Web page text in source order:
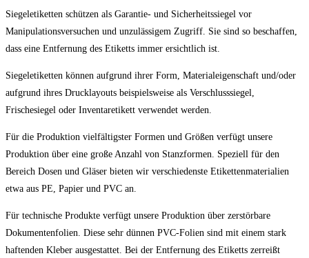
Siegeletiketten schützen als Garantie- und Sicherheitssiegel vor
Manipulationsversuchen und unzulässigem Zugriff. Sie sind so beschaffen,
dass eine Entfernung des Etiketts immer ersichtlich ist.
Siegeletiketten können aufgrund ihrer Form, Materialeigenschaft und/oder
aufgrund ihres Drucklayouts beispielsweise als Verschlusssiegel,
Frischesiegel oder Inventaretikett verwendet werden.
Für die Produktion vielfältigster Formen und Größen verfügt unsere
Produktion über eine große Anzahl von Stanzformen. Speziell für den
Bereich Dosen und Gläser bieten wir verschiedenste Etikettenmaterialien
etwa aus PE, Papier und PVC an.
Für technische Produkte verfügt unsere Produktion über zerstörbare
Dokumentenfolien. Diese sehr dünnen PVC-Folien sind mit einem stark
haftenden Kleber ausgestattet. Bei der Entfernung des Etiketts zerreißt